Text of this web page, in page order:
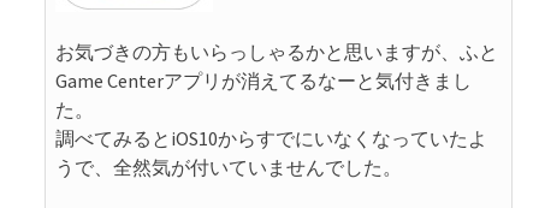
お気づきの方もいらっしゃるかと思いますが、ふと
Game Centerアプリが消えてるなーと気付きまし
た。
調べてみるとiOS10からすでにいなくなっていたよ
うで、全然気が付いていませんでした。